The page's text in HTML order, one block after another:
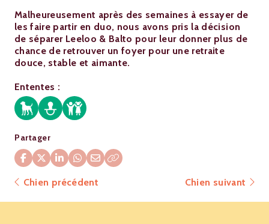
Malheureusement après des semaines à essayer de
les faire partir en duo, nous avons pris la décision
de séparer Leeloo & Balto pour leur donner plus de
chance de retrouver un foyer pour une retraite
douce, stable et aimante.
Ententes :
Partager
Chien précédent Chien suivant